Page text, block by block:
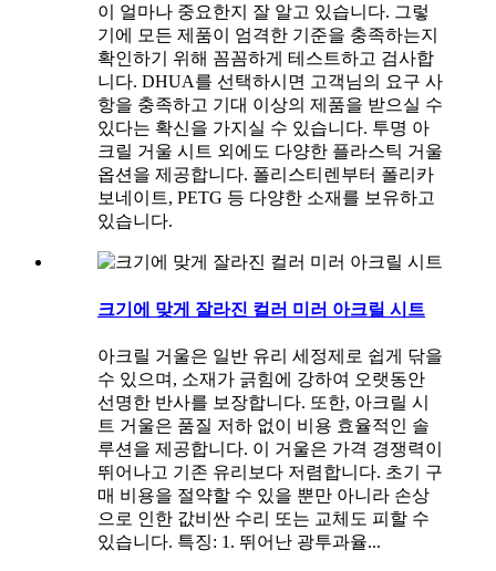
이 얼마나 중요한지 잘 알고 있습니다. 그렇
기에 모든 제품이 엄격한 기준을 충족하는지
확인하기 위해 꼼꼼하게 테스트하고 검사합
니다. DHUA를 선택하시면 고객님의 요구 사
항을 충족하고 기대 이상의 제품을 받으실 수
있다는 확신을 가지실 수 있습니다. 투명 아
크릴 거울 시트 외에도 다양한 플라스틱 거울
옵션을 제공합니다. 폴리스티렌부터 폴리카
보네이트, PETG 등 다양한 소재를 보유하고
있습니다.
크기에 맞게 잘라진 컬러 미러 아크릴 시트
아크릴 거울은 일반 유리 세정제로 쉽게 닦을
수 있으며, 소재가 긁힘에 강하여 오랫동안
선명한 반사를 보장합니다. 또한, 아크릴 시
트 거울은 품질 저하 없이 비용 효율적인 솔
루션을 제공합니다. 이 거울은 가격 경쟁력이
뛰어나고 기존 유리보다 저렴합니다. 초기 구
매 비용을 절약할 수 있을 뿐만 아니라 손상
으로 인한 값비싼 수리 또는 교체도 피할 수
있습니다. 특징: 1. 뛰어난 광투과율...